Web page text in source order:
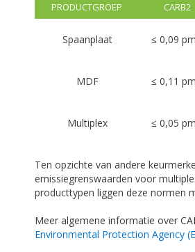
PRODUCTGROEP CARB2
Spaanplaat ≤ 0,09
MDF ≤ 0,11
Multiplex ≤ 0,05
Ten opzichte van andere
emissiegrenswaarden voor
producttypen liggen deze normen
Meer algemene informatie over
Environmental Protection Agency